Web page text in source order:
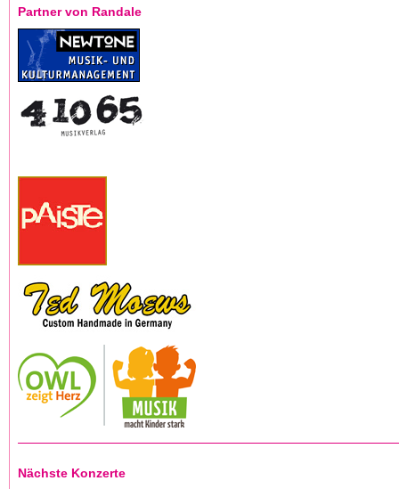
Partner von Randale
Nächste Konzerte